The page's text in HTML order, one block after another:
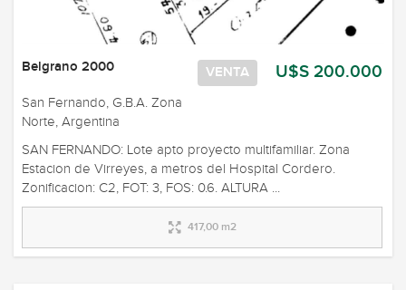
U$S 200.000
VENTA
Belgrano 2000
San Fernando, G.B.A. Zona
Norte, Argentina
SAN FERNANDO: Lote apto proyecto multifamiliar. Zona
Estacion de Virreyes, a metros del Hospital Cordero.
Zonificacion: C2, FOT: 3, FOS: 0.6. ALTURA ...
417,00 m2